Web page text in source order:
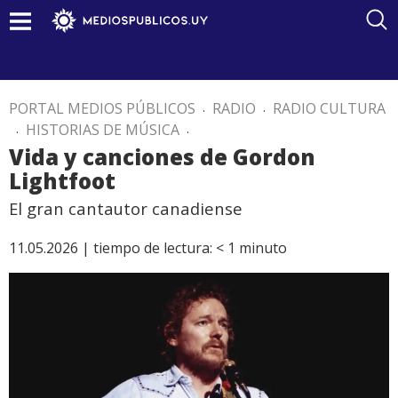
PORTAL MEDIOS PÚBLICOS . RADIO . RADIO CULTURA
. HISTORIAS DE MÚSICA .
Vida y canciones de Gordon
Lightfoot
El gran cantautor canadiense
11.05.2026 | tiempo de lectura: < 1 minuto